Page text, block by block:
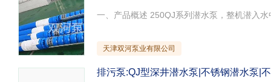
控制阀
疏水阀
调节阀
减压阀
节流阀
浆液阀
天津双河泵业有限公司
排污泵:QJ型深井潜水泵|不锈钢潜水泵|